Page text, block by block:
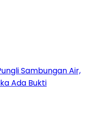
Sambungan Air,
Ada Bukti